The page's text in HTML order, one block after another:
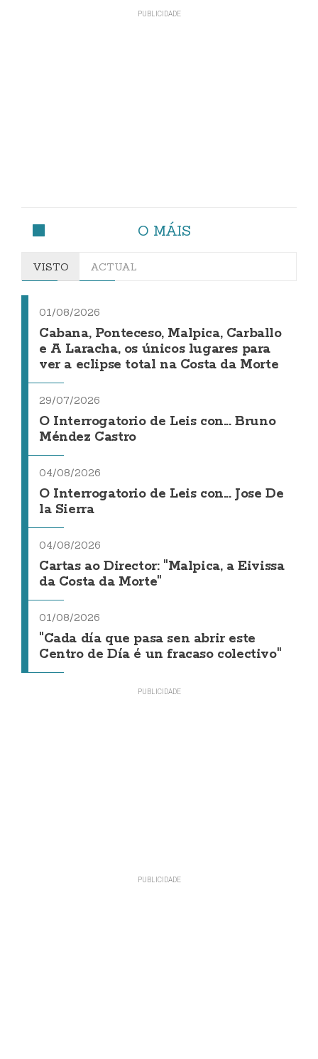
O MÁIS
VISTO ACTUAL
01/08/2026
Cabana, Ponteceso, Malpica, Carballo
e A Laracha, os únicos lugares para
ver a eclipse total na Costa da Morte
29/07/2026
O Interrogatorio de Leis con... Bruno
Méndez Castro
04/08/2026
O Interrogatorio de Leis con... Jose De
la Sierra
04/08/2026
Cartas ao Director: "Malpica, a Eivissa
da Costa da Morte"
01/08/2026
"Cada día que pasa sen abrir este
Centro de Día é un fracaso colectivo"